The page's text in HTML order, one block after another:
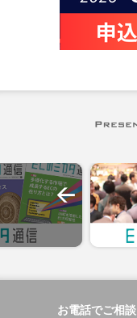
お電話でご相談